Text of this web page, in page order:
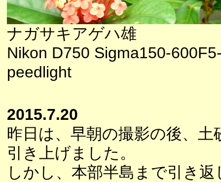
ナガサキアゲハ雄
Nikon D750 Sigma150-
peedlight
2015.7.20
昨日は、早朝の撮影の後、
引き上げました。
しかし、本部半島まで引き